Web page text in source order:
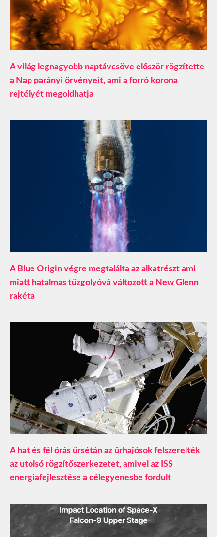
A világ legnagyobb naptávcsöve először rögzítette
a Nap parányi örvényeit, ami a forró korona
rejtélyét megoldhatja
A Blue Origin végre megtalálta az alkatrészt ami
miatt hatalmas tűzgolyóvá változott a New Glenn
rakéta
A hat és fél órás űrsétán az űrhajósok felszerelték
az utolsó rögzítőszerkezetet, amivel az ISS
energiafejlesztése a célegyenesbe fordult